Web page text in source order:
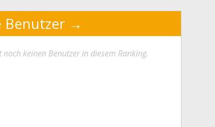
Benutzer
noch keinen Benutzer in diesem Ranking.